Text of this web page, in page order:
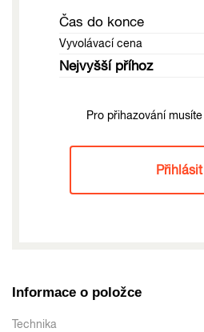
Čas do konce
Vyvolávací cena
Nejvyšší příhoz
Pro přihazování
Přihlásit
Informace o položce
Technika